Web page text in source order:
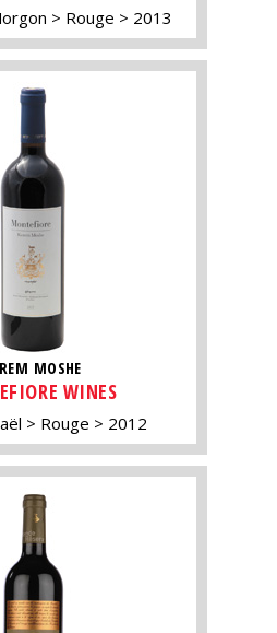
Rouge 2013
MOSHE
WINES
Rouge 2012